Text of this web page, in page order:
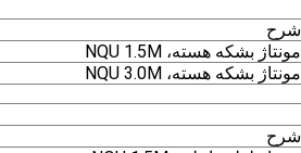
شرح
مونتاژ بشکه هسته، NQU 1.5M
مونتاژ بشکه هسته، NQU 3.0M
شرح